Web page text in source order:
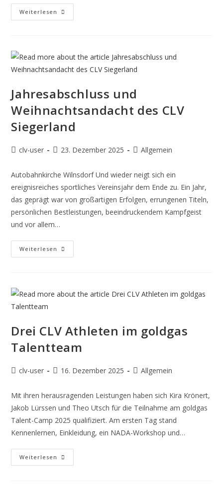
Weiterlesen
Jahresabschluss und
Weihnachtsandacht des CLV
Siegerland
clv-user 23. Dezember 2025 Allgemein
Autobahnkirche Wilnsdorf Und wieder neigt sich ein
ereignisreiches sportliches Vereinsjahr dem Ende zu. Ein Jahr,
das geprägt war von großartigen Erfolgen, errungenen Titeln,
persönlichen Bestleistungen, beeindruckendem Kampfgeist
und vor allem…
Weiterlesen
Drei CLV Athleten im goldgas
Talentteam
clv-user 16. Dezember 2025 Allgemein
Mit ihren herausragenden Leistungen haben sich Kira Krönert,
Jakob Lürssen und Theo Utsch für die Teilnahme am goldgas
Talent-Camp 2025 qualifiziert. Am ersten Tag stand
Kennenlernen, Einkleidung, ein NADA-Workshop und…
Weiterlesen